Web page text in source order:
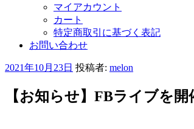
マイアカウント
カート
特定商取引に基づく表記
お問い合わせ
投
日:
2021年10月23日 投稿者: melon
【お知らせ】FBライブを